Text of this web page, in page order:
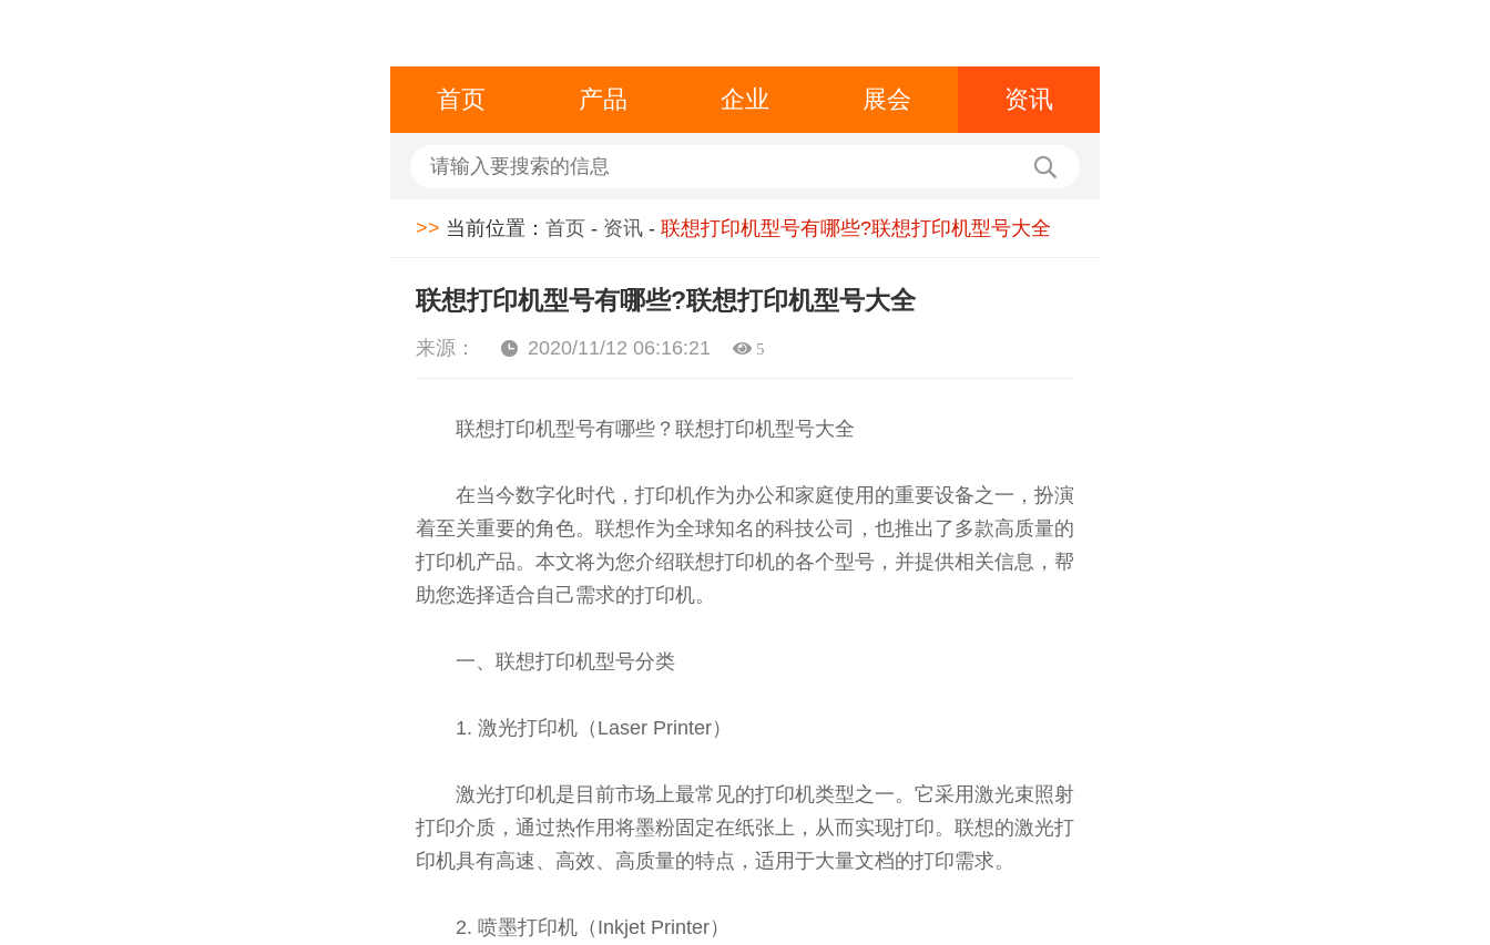
首页 产品 企业 展会 资讯
>> 当前位置： 首页 - 资讯- 联想打印机型号有哪些?联想打印机型号大全
联想打印机型号有哪些?联想打印机型号大全
来源： 2020/11/12 06:16:21 5
联想打印机型号有哪些？联想打印机型号大全
在当今数字化时代，打印机作为办公和家庭使用的重要设备之一，扮演
着至关重要的角色。联想作为全球知名的科技公司，也推出了多款高质量的
打印机产品。本文将为您介绍联想打印机的各个型号，并提供相关信息，帮
助您选择适合自己需求的打印机。
一、联想打印机型号分类
1. 激光打印机（Laser Printer）
激光打印机是目前市场上最常见的打印机类型之一。它采用激光束照射
打印介质，通过热作用将墨粉固定在纸张上，从而实现打印。联想的激光打
印机具有高速、高效、高质量的特点，适用于大量文档的打印需求。
2. 喷墨打印机（Inkjet Printer）